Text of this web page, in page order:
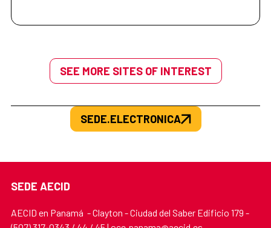
SEE MORE SITES OF INTEREST
SEDE.ELECTRONICA
SEDE AECID
AECID en Panamá - Clayton - Ciudad del Saber Edificio 179 -